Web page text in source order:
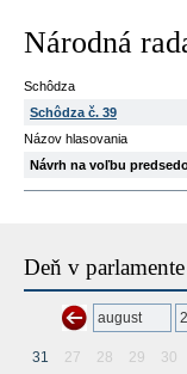
Národná
Schôdza
Schôdza č. 39
Názov hlasovania
Návrh na voľbu
Deň v parlamente
31 27 28 29 30